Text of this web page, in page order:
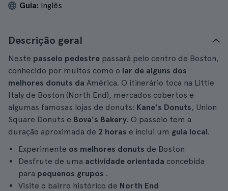
Guia: Inglês
Descrição geral
Neste passeio pedestre passará pelo centro de Boston,
conhecido por muitos como o lar de alguns dos
melhores donuts da América. O itinerário toca na Little
Italy de Boston (North End), mercados cobertos e
algumas famosas lojas de donuts: Kane's Donuts, Union
Square Donuts e Bova's Bakery. O passeio tem a
duração aproximada de 2 horas e inclui um guia local.
Experimente os melhores donuts de Boston
Desfrute de uma actividade orientada concebida
para pequenos grupos .
Visite o bairro histórico de North End